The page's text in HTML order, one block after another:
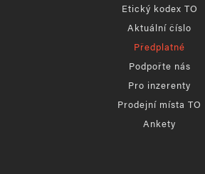
Etický kodex TO
Aktuální číslo
Předplatné
Podpořte nás
Pro inzerenty
Prodejní místa TO
Ankety